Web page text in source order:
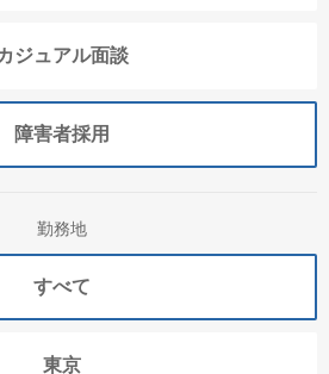
ジュアル面談
障害者採用
勤務地
すべて
東京